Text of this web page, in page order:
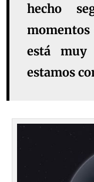
hecho
está muy
estamos